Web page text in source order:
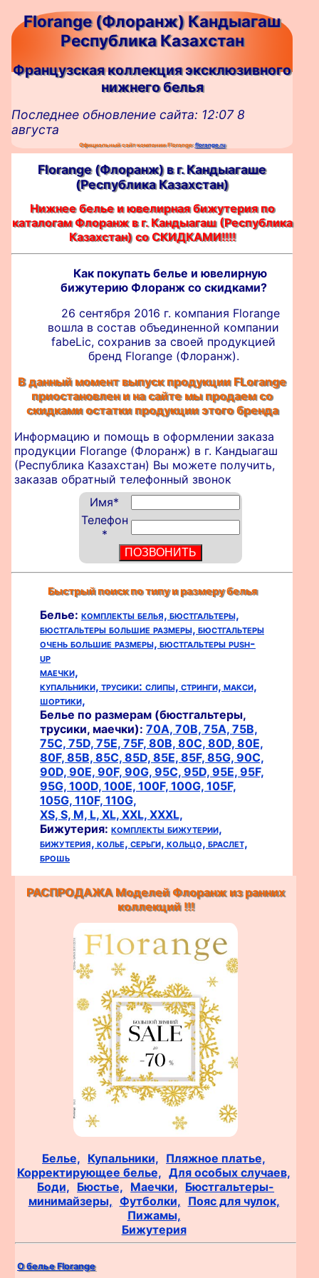
Florange (Флоранж) Кандыагаш
Республика Казахстан
Французская коллекция эксклюзивного
нижнего белья
Последнее обновление сайта: 12:07 8
августа
Официальный сайт компании Florange:florange.ru
Florange (Флоранж) в г. Кандыагашe
(Республика Казахстан)
Нижнее белье и ювелирная бижутерия по
каталогам Флоранж в г. Кандыагаш (Республика
Казахстан) со СКИДКАМИ!!!!
Как покупать белье и ювелирную
бижутерию Флоранж со скидками?
26 сентября 2016 г. компания Florange
вошла в состав объединенной компании
fabeLic, сохранив за своей продукцией
бренд Florange (Флоранж).
В данный момент выпуск продукции FLorange
приостановлен и на сайте мы продаем со
скидками остатки продукции этого бренда
Информацию и помощь в оформлении заказа
продукции Florange (Флоранж) в г. Кандыагаш
(Республика Казахстан) Вы можете получить,
заказав обратный телефонный звонок
Имя*
Телефон
*
Быстрый поиск по типу и размеру белья
Белье: комплекты белья, бюстгальтеры,
бюстгальтеры большие размеры, бюстгальтеры
очень большие размеры, бюстгальтеры push-
up
маечки,
купальники, трусики: слипы, стринги, макси,
шортики,
Белье по размерам (бюстгальтеры,
трусики, маечки): 70A, 70B, 75A, 75B,
75C, 75D, 75E, 75F, 80B, 80C, 80D, 80E,
80F, 85B, 85C, 85D, 85E, 85F, 85G, 90C,
90D, 90E, 90F, 90G, 95C, 95D, 95E, 95F,
95G, 100D, 100E, 100F, 100G, 105F,
105G, 110F, 110G,
XS, S, M, L, XL, XXL, XXXL,
Бижутерия: комплекты бижутерии,
бижутерия, колье, серьги, кольцо, браслет,
брошь
РАСПРОДАЖА Моделей Флоранж из ранних
коллекций !!!
Белье, Купальники, Пляжное платье,
Корректирующее белье, Для особых случаев,
Боди, Бюстье, Маечки, Бюстгальтеры-
минимайзеры, Футболки, Пояс для чулок,
Пижамы,
Бижутерия
О белье Florange